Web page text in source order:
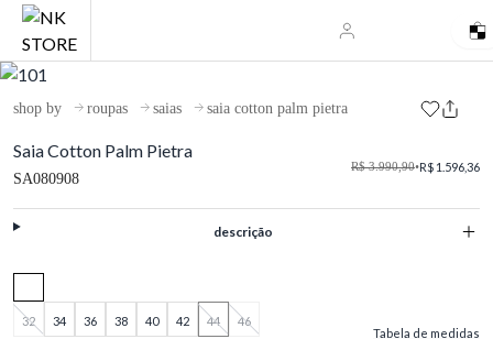
shop by roupas saias saia cotton palm pietra
Saia Cotton Palm Pietra
SA080908
R$ 3.990,90•R$ 1.596,36
descrição
32 34 36 38 40 42 44
46
Tabela de medidas